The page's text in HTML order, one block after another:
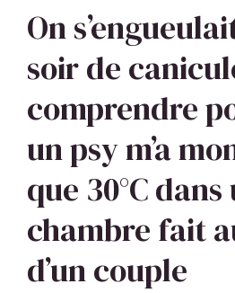
On
soir de
comprendre
un psy m’a
que 30°C dans
chambre fait
d’un couple